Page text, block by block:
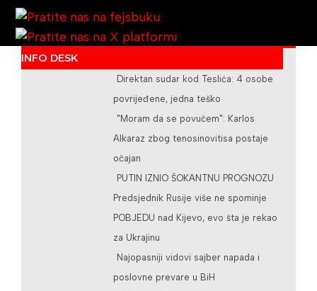
/teslicdanas@gmail.com
INFO DESK
Direktan sudar kod Teslića: 4 osobe
povrijeđene, jedna teško
"Moram da se povučem": Karlos
Alkaraz zbog tenosinovitisa postaje
očajan
PUTIN IZNIO ŠOKANTNU PROGNOZU
Predsjednik Rusije više ne spominje
POBJEDU nad Kijevo, evo šta je rekao
za Ukrajinu
Najopasniji vidovi sajber napada i
poslovne prevare u BiH